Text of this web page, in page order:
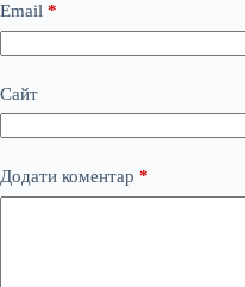
Email *
Сайт
Додати коментар *